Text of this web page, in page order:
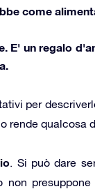
come
E' un regalo
per
rende qualcosa
. Si può dare